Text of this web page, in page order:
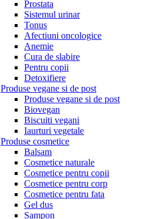
Prostata
Sistemul urinar
Tonus
Afectiuni oncologice
Anemie
Cura de slabire
Pentru copii
Detoxifiere
Produse vegane si de post
Produse vegane si de post
Biovegan
Biscuiti vegani
Iaurturi vegetale
Produse cosmetice
Balsam
Cosmetice naturale
Cosmetice pentru copii
Cosmetice pentru corp
Cosmetice pentru fata
Gel dus
Sampon